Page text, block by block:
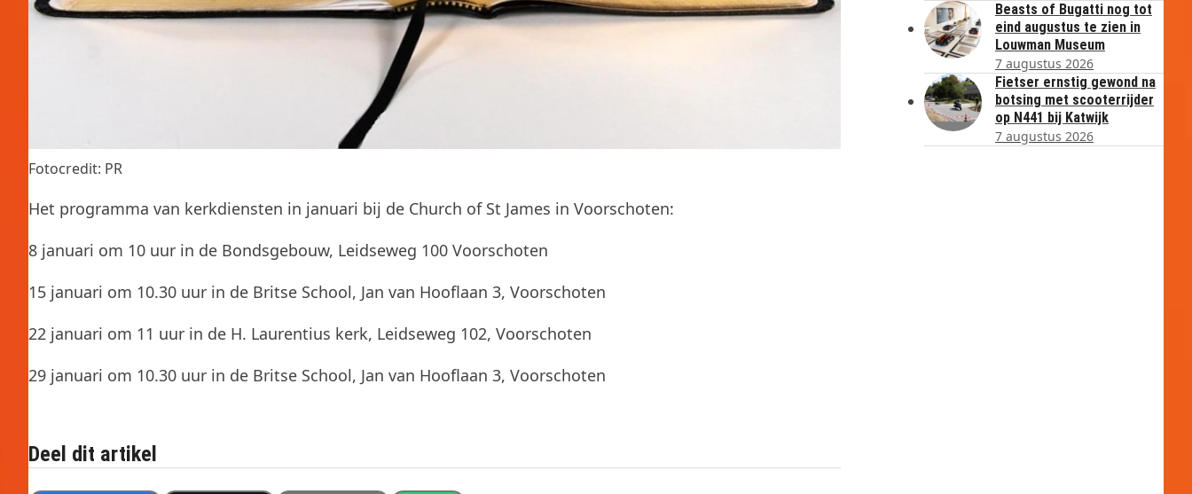
Fotocredit: PR
Het programma van kerkdiensten in januari bij de Church of St James in Voorschoten:
8 januari om 10 uur in de Bondsgebouw, Leidseweg 100 Voorschoten
15 januari om 10.30 uur in de Britse School, Jan van Hooflaan 3, Voorschoten
22 januari om 11 uur in de H. Laurentius kerk, Leidseweg 102, Voorschoten
29 januari om 10.30 uur in de Britse School, Jan van Hooflaan 3, Voorschoten
Deel dit artikel
Beasts of Bugatti nog tot
eind augustus te zien in
Louwman Museum
7 augustus 2026
Fietser ernstig gewond na
botsing met scooterrijder
op N441 bij Katwijk
7 augustus 2026